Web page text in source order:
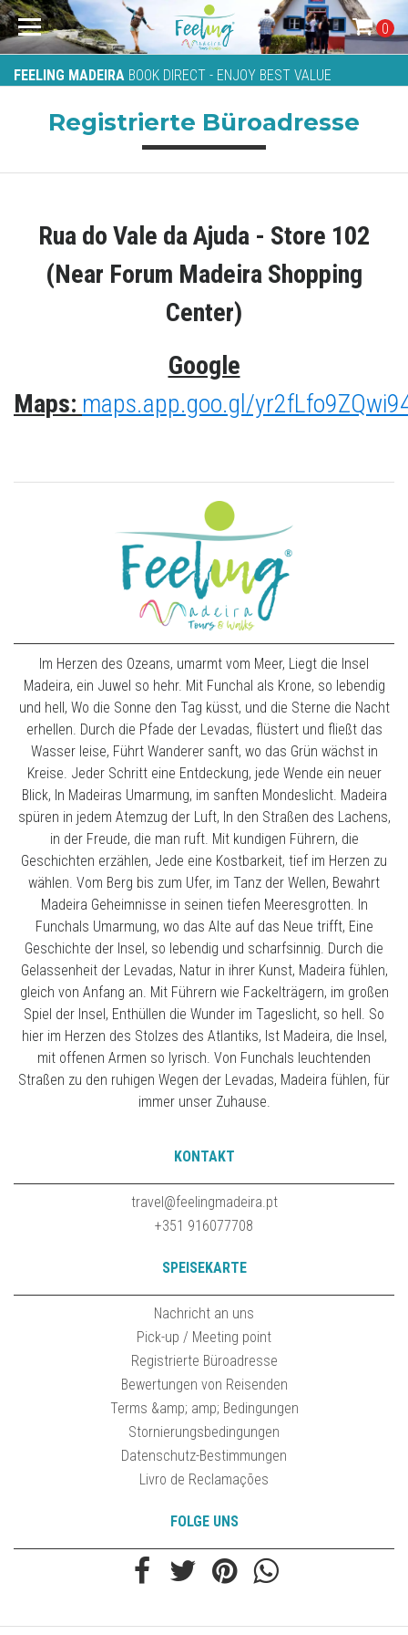
FEELING MADEIRA BOOK DIRECT - ENJOY BEST VALUE
0
Registrierte Büroadresse
Rua do Vale da Ajuda - Store 102
(Near Forum Madeira Shopping
Center)
Google
Maps: maps.app.goo.gl/
Im Herzen des Ozeans, umarmt vom Meer, Liegt die Insel
Madeira, ein Juwel so hehr. Mit Funchal als Krone, so lebendig
und hell, Wo die Sonne den Tag küsst, und die Sterne die Nacht
erhellen. Durch die Pfade der Levadas, flüstert und fließt das
Wasser leise, Führt Wanderer sanft, wo das Grün wächst in
Kreise. Jeder Schritt eine Entdeckung, jede Wende ein neuer
Blick, In Madeiras Umarmung, im sanften Mondeslicht. Madeira
spüren in jedem Atemzug der Luft, In den Straßen des Lachens,
in der Freude, die man ruft. Mit kundigen Führern, die
Geschichten erzählen, Jede eine Kostbarkeit, tief im Herzen zu
wählen. Vom Berg bis zum Ufer, im Tanz der Wellen, Bewahrt
Madeira Geheimnisse in seinen tiefen Meeresgrotten. In
Funchals Umarmung, wo das Alte auf das Neue trifft, Eine
Geschichte der Insel, so lebendig und scharfsinnig. Durch die
Gelassenheit der Levadas, Natur in ihrer Kunst, Madeira fühlen,
gleich von Anfang an. Mit Führern wie Fackelträgern, im großen
Spiel der Insel, Enthüllen die Wunder im Tageslicht, so hell. So
hier im Herzen des Stolzes des Atlantiks, Ist Madeira, die Insel,
mit offenen Armen so lyrisch. Von Funchals leuchtenden
Straßen zu den ruhigen Wegen der Levadas, Madeira fühlen, für
immer unser Zuhause.
KONTAKT
travel@feelingmadeira.pt
+351 916077708
SPEISEKARTE
Nachricht an uns
Pick-up / Meeting point
Registrierte Büroadresse
Bewertungen von Reisenden
Terms &amp; amp; Bedingungen
Stornierungsbedingungen
Datenschutz-Bestimmungen
Livro de Reclamações
FOLGE UNS